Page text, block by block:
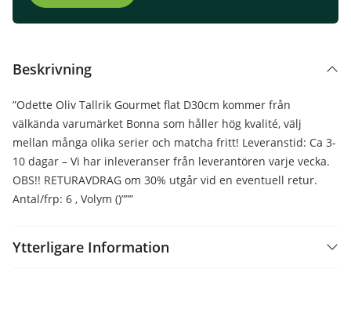
Beskrivning
”Odette Oliv Tallrik Gourmet flat D30cm kommer från
välkända varumärket Bonna som håller hög kvalité, välj
mellan många olika serier och matcha fritt! Leveranstid: Ca 3-
10 dagar – Vi har inleveranser från leverantören varje vecka.
OBS!! RETURAVDRAG om 30% utgår vid en eventuell retur.
Antal/frp: 6 , Volym ()”””
Ytterligare Information